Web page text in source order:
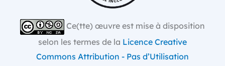
Ce(tte) œuvre est mise à disposition
selon les termes de la Licence Creative
Commons Attribution - Pas d’Utilisation